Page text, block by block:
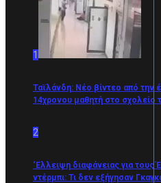
1
Ταϊλάνδη: Νέο βίντεο από την
14χρονου μαθητή στο σχολείο
2
‘Ελλειψη διαφάνειας για τους
ντέρμπι: Τι δεν εξήγησαν